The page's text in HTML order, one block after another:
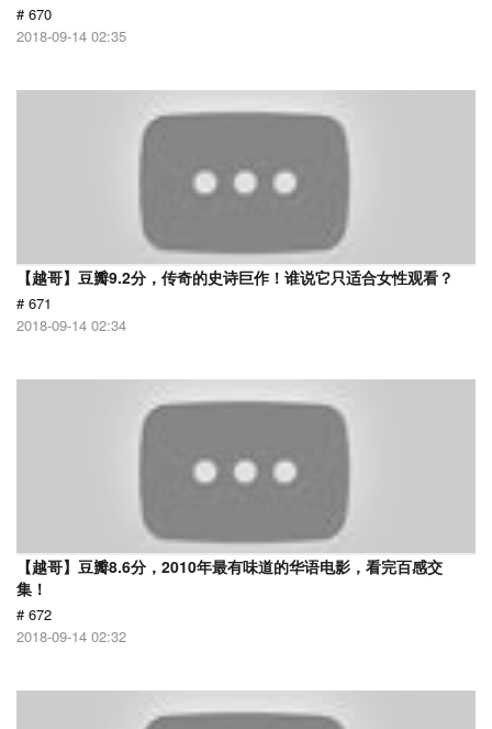
# 670
2018-09-14 02:35
【越哥】豆瓣9.2分，传奇的史诗巨作！谁说它只适合女性观看？
# 671
2018-09-14 02:34
【越哥】豆瓣8.6分，2010年最有味道的华语电影，看完百感交
集！
# 672
2018-09-14 02:32